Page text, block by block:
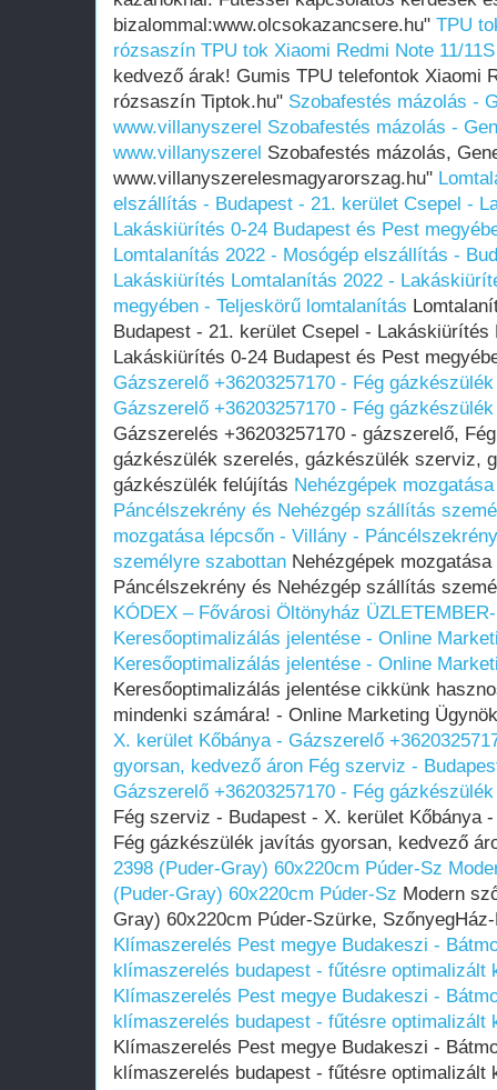
bizalommal:www.olcsokazancsere.hu" TPU
rózsaszín TPU tok Xiaomi Redmi Note 11/
kedvező árak! Gumis TPU telefontok Xiaomi
rózsaszín Tiptok.hu" Szobafestés mázolás -
www.villanyszerel Szobafestés mázolás -
www.villanyszerel Szobafestés mázolás,
www.villanyszerelesmagyarorszag.hu"
elszállítás - Budapest - 21. kerület Csepel -
Lakáskiürítés 0-24 Budapest és Pest
Lomtalanítás 2022 - Mosógép elszállítás -
Lakáskiürítés Lomtalanítás‎ 2022 -
megyében‎ - Teljeskörű lomtalanítás
Budapest - 21. kerület Csepel - Lakáskiürítés
Lakáskiürítés 0-24 Budapest és Pest
Gázszerelő +36203257170 - Fég
Gázszerelő +36203257170 - Fég
Gázszerelés +36203257170 - gázszerelő,
gázkészülék szerelés, gázkészülék szerviz,
gázkészülék felújítás Nehézgépek
Páncélszekrény és Nehézgép szállítás
mozgatása lépcsőn - Villány -
személyre szabottan Nehézgépek
Páncélszekrény és Nehézgép szállítás
KÓDEX – Fővárosi Öltönyház
Keresőoptimalizálás jelentése - Online
Keresőoptimalizálás jelentése - Online
Keresőoptimalizálás jelentése cikkünk
mindenki számára! - Online Marketing
X. kerület Kőbánya - Gázszerelő
gyorsan, kedvező áron Fég szerviz -
Gázszerelő +36203257170 - Fég
Fég szerviz - Budapest - X. kerület Kőbánya
Fég gázkészülék javítás gyorsan, kedvező
2398 (Puder-Gray) 60x220cm Púder-Sz
(Puder-Gray) 60x220cm Púder-Sz Modern
Gray) 60x220cm Púder-Szürke,
Klímaszerelés Pest megye Budakeszi -
klímaszerelés budapest - fűtésre optimalizált
Klímaszerelés Pest megye Budakeszi -
klímaszerelés budapest - fűtésre optimalizált
Klímaszerelés Pest megye Budakeszi -
klímaszerelés budapest - fűtésre